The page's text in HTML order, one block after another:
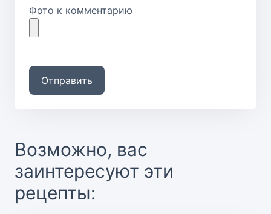
Фото к комментарию
Отправить
Возможно, вас
заинтересуют эти
рецепты: